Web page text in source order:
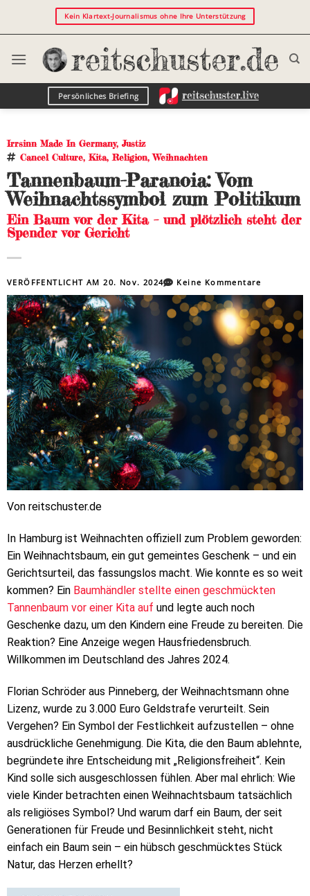
Kein Klartext-Journalismus ohne Ihre Unterstützung
Persönliches Briefing
Irrsinn Made In Germany, Justiz
Cancel Culture, Kita, Religion,Weihnachten
Tannenbaum-Paranoia: Vom
Weihnachtssymbol zum Politikum
Ein Baum vor der Kita – und plötzlich steht der
Spender vor Gericht
VERÖFFENTLICHT AM20. Nov. 2024 Keine Kommentare
Von reitschuster.de
In Hamburg ist Weihnachten offiziell zum Problem geworden:
Ein Weihnachtsbaum, ein gut gemeintes Geschenk – und ein
Gerichtsurteil, das fassungslos macht. Wie konnte es so weit
kommen? Ein Baumhändler stellte einen geschmückten
Tannenbaum vor einer Kita auf und legte auch noch
Geschenke dazu, um den Kindern eine Freude zu bereiten. Die
Reaktion? Eine Anzeige wegen Hausfriedensbruch.
Willkommen im Deutschland des Jahres 2024.
Florian Schröder aus Pinneberg, der Weihnachtsmann ohne
Lizenz, wurde zu 3.000 Euro Geldstrafe verurteilt. Sein
Vergehen? Ein Symbol der Festlichkeit aufzustellen – ohne
ausdrückliche Genehmigung. Die Kita, die den Baum ablehnte,
begründete ihre Entscheidung mit „Religionsfreiheit“. Kein
Kind solle sich ausgeschlossen fühlen. Aber mal ehrlich: Wie
viele Kinder betrachten einen Weihnachtsbaum tatsächlich
als religiöses Symbol? Und warum darf ein Baum, der seit
Generationen für Freude und Besinnlichkeit steht, nicht
einfach ein Baum sein – ein hübsch geschmücktes Stück
Natur, das Herzen erhellt?